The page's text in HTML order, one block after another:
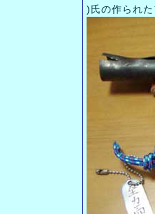
)氏の作られ